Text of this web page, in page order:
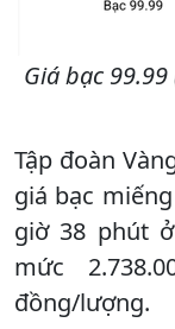
Giá bạc
Tập đoàn
giá bạc
giờ 38 phút
mức
đồng/lượng.